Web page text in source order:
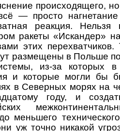
происходящего,
— просто
реакция. Нельзя
ракеты «Искандер»
этих
размещены в Польше
из-за которых
и которые могли бы
в Северных морях на
году, и
меньшего
уж точно никакой